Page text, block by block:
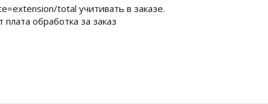
total учитивать в заказе.
обработка за заказ